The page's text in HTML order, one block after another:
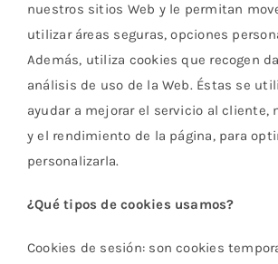
nuestros sitios Web y le permitan
utilizar áreas seguras, opciones
Además, utiliza cookies que recogen
análisis de uso de la Web. Éstas se
ayudar a mejorar el servicio al cliente,
y el rendimiento de la página, para
personalizarla.
¿Qué tipos de cookies usamos?
Cookies de sesión: son cookies